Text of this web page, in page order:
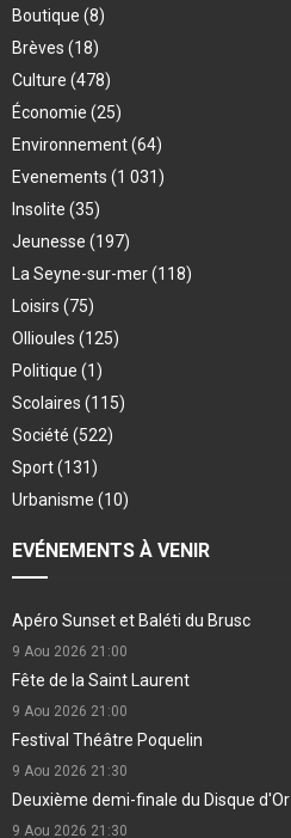
Boutique (8)
Brèves (18)
Culture (478)
Économie (25)
Environnement(64)
Evenements (1 031)
Insolite (35)
Jeunesse (197)
La Seyne-sur-mer(118)
Loisirs (75)
Ollioules (125)
Politique (1)
Scolaires (115)
Société (522)
Sport(131)
Urbanisme (10)
EVÉNEMENTS À VENIR
Apéro Sunset et Baléti du Brusc
9 Aou 2026 21:00
Fête de la Saint Laurent
9 Aou 2026 21:00
Festival Théâtre Poquelin
9 Aou 2026 21:30
Deuxième demi-finale du Disque d'Or
9 Aou 2026 21:30